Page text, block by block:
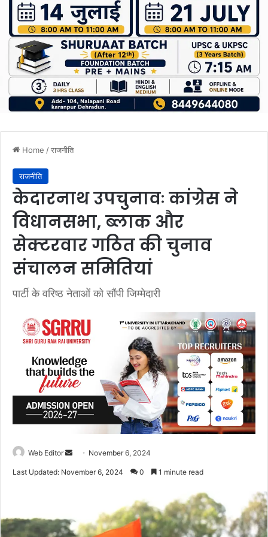
Home /राजनीति
राजनीति
केदारनाथ उपचुनावः कांग्रेस ने
विधानसभा, ब्लाक और
सेक्टरवार गठित की चुनाव
संचालन समितियां
पार्टी के वरिष्ठ नेताओं को सौंपी जिम्मेदारी
Web Editor
n
November 6, 2024
Last Updated: November 6, 2024 0 1 minute read